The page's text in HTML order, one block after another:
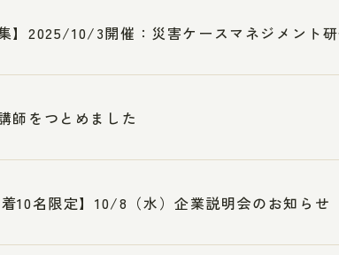
】2025/10/3開催：災害ケースマネジメント
師をつとめました
着10名限定】10/8（水）企業説明会のお知らせ